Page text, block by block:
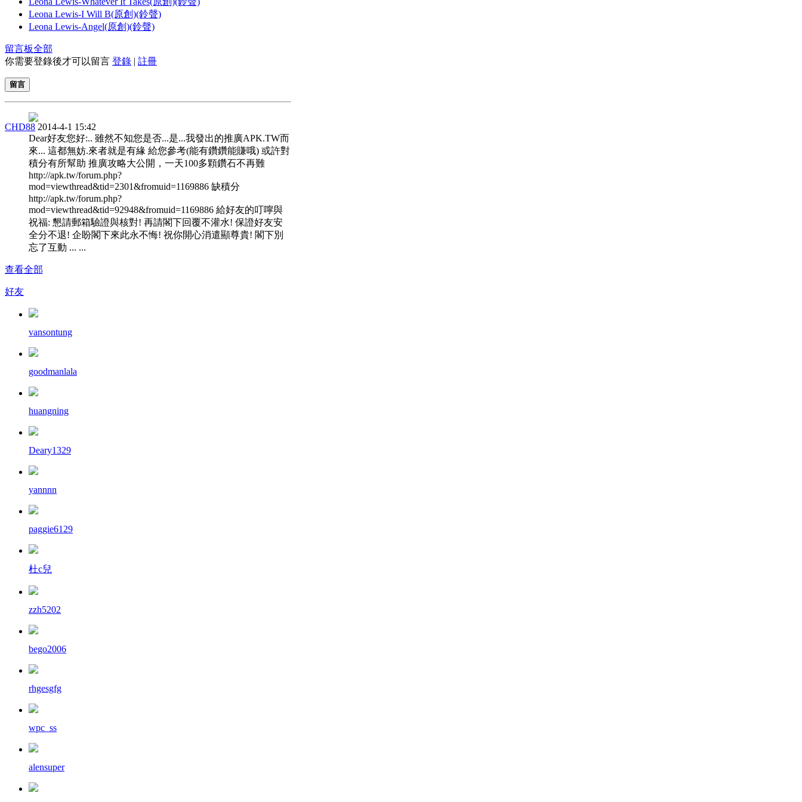
Leona Lewis-I Will B(原創)(鈴聲)
Leona Lewis-Angel(原創)(鈴聲)
留言板全部
你需要登錄後才可以留言 登錄 | 註冊
留言
CHD88 2014-4-1 15:42
Dear好友您好:.. 雖然不知您是否...是...我發出的推廣APK.TW而
來... 這都無妨.來者就是有緣 給您參考(能有鑽鑽能賺哦) 或許對
積分有所幫助 推廣攻略大公開，一天100多顆鑽石不再難
http://apk.tw/forum.php?
mod=viewthread&tid=2301&fromuid=1169886 缺積分
http://apk.tw/forum.php?
mod=viewthread&tid=92948&fromuid=1169886 給好友的叮嚀與
祝福: 懇請郵箱驗證與核對! 再請閣下回覆不灌水! 保證好友安
全分不退! 企盼閣下來此永不悔! 祝你開心消遣顯尊貴! 閣下別
忘了互動 ... ...
查看全部
好友
vansontung
goodmanlala
huangning
Deary1329
yannnn
paggie6129
杜c兒
zzh5202
bego2006
rhgesgfg
wpc_ss
alensuper